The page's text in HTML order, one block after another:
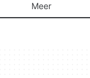
Meer